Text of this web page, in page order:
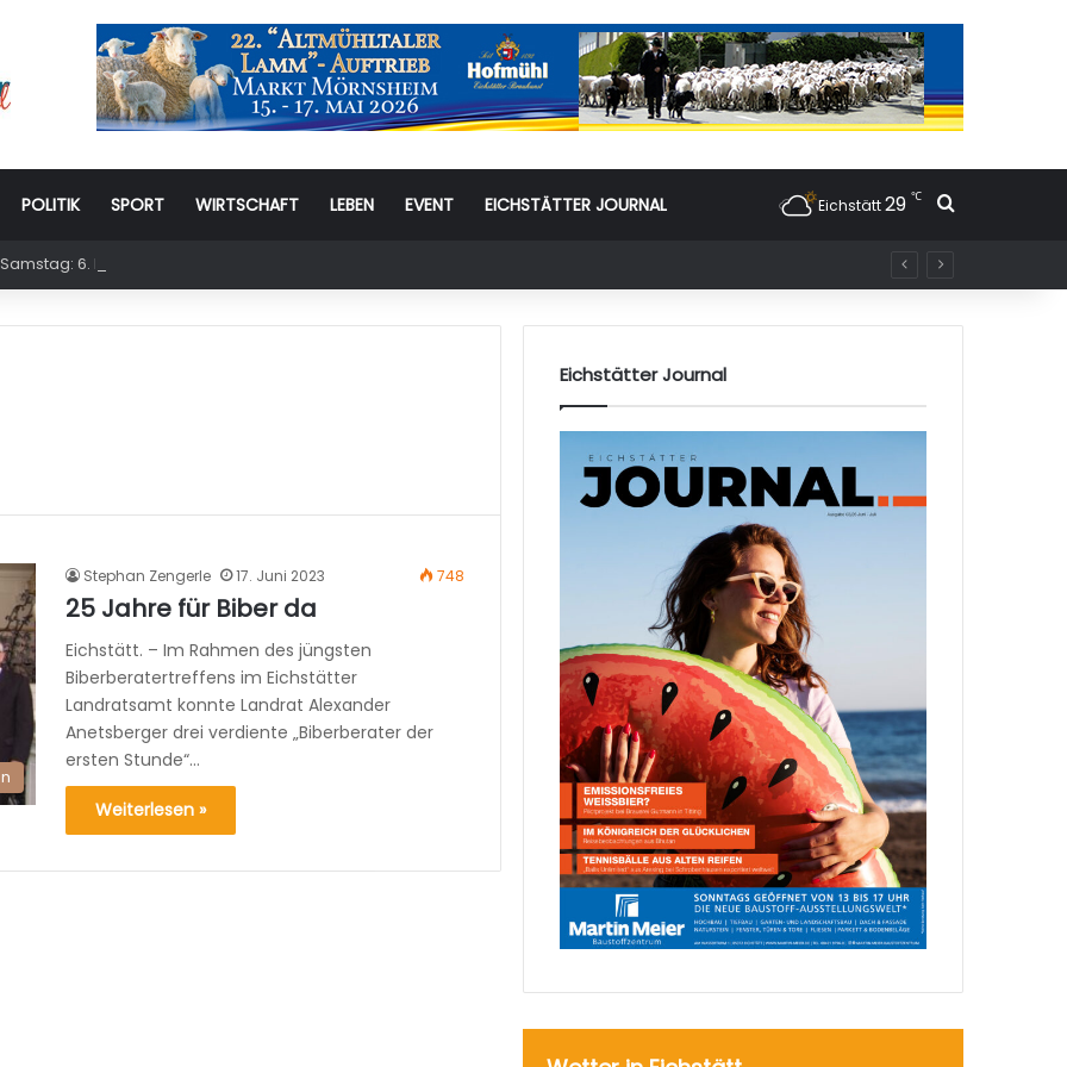
POLITIK SPORT WIRTSCHAFT LEBEN EVENT EICHSTÄTTER JOURNAL Eichstätt29 ℃ Suchen
6. Eichstätter Kinder- und Jugendtag – für ganze Familie
Stephan Zengerle 17. Juni 2023 748
25 Jahre für Biber da
Eichstätt. – Im Rahmen des jüngsten
Biberberatertreffens im Eichstätter
Landratsamt konnte Landrat Alexander
Anetsberger drei verdiente „Biberberater der
ersten Stunde“…
Weiterlesen »
Eichstätter Journal